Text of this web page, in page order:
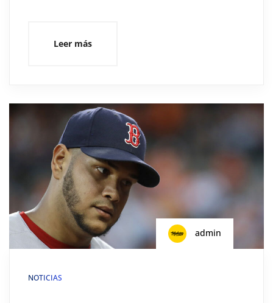
Leer más
admin
NOTICIAS